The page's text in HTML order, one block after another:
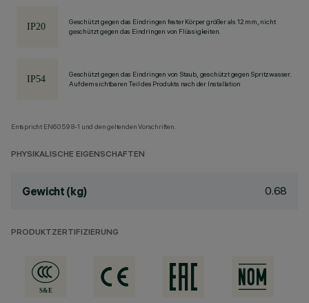
Geschützt gegen das Eindringen fester Körper größer als 12 mm, nicht
geschützt gegen das Eindringen von Flüssigkeiten.
Geschützt gegen das Eindringen von Staub, geschützt gegen Spritzwasser.
Auf dem sichtbaren Teil des Produkts nach der Installation
Entspricht EN60598-1 und den geltenden Vorschriften.
PHYSIKALISCHE EIGENSCHAFTEN
Gewicht (kg) 0.68
PRODUKTZERTIFIZIERUNG